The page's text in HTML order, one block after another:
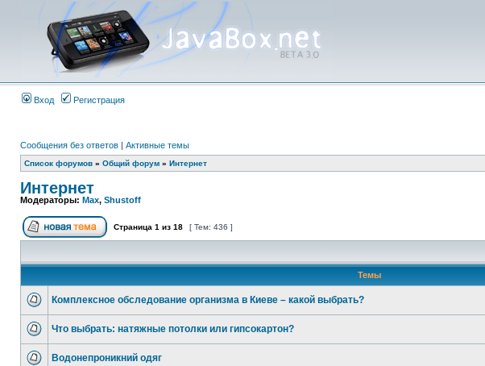
Вход Регистрация
Сообщения без ответов | Активные темы
Список форумов » Общий форум » Интернет
Интернет
Модераторы: Max, Shustoff
Страница 1 из 18 [ Тем: 436 ]
Темы
Комплексное обследование организма в Киеве – какой выбрать?
Что выбрать: натяжные потолки или гипсокартон?
Водонепроникний одяг